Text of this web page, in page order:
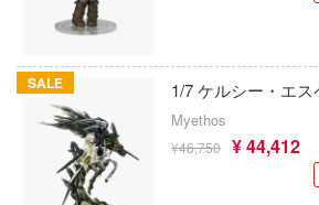
SALE 1/7 ケルシー・エス
Myethos
¥46,750 ¥ 44,412
RING
説 軌跡シリーズ
消防隊
ーロード